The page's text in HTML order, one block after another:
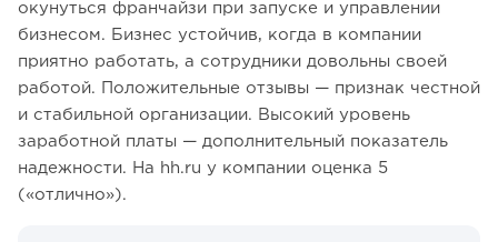
окунуться франчайзи при запуске и управлении
бизнесом. Бизнес устойчив, когда в компании
приятно работать, а сотрудники довольны своей
работой. Положительные отзывы — признак честной
и стабильной организации. Высокий уровень
заработной платы — дополнительный показатель
надежности. На hh.ru у компании оценка 5
(«отлично»).